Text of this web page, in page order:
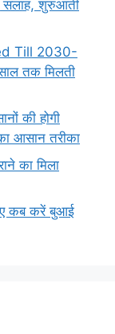
सलाह, शुरुआती
Till 2030-
तक मिलती
की होगी
आसान तरीका
का मिला
कब करें बुआई